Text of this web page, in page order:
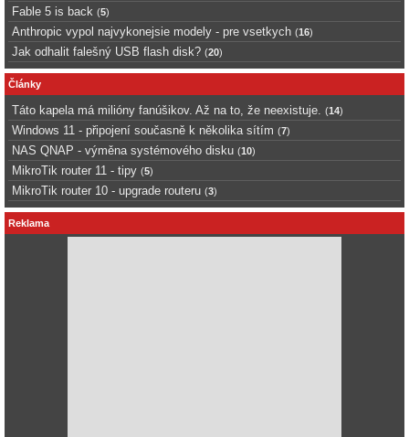
Fable 5 is back (5)
Anthropic vypol najvykonejsie modely - pre vsetkych (16)
Jak odhalit falešný USB flash disk? (20)
Články
Táto kapela má milióny fanúšikov. Až na to, že neexistuje. (14)
Windows 11 - připojení současně k několika sítím (7)
NAS QNAP - výměna systémového disku (10)
MikroTik router 11 - tipy (5)
MikroTik router 10 - upgrade routeru (3)
Reklama